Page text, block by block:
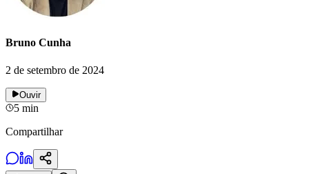
Bruno Cunha
2 de setembro de 2024
Ouvir
5 min
Compartilhar